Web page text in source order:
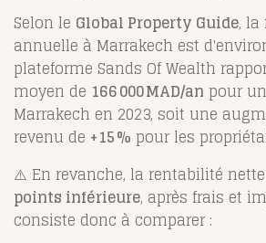
Selon le Global Property Guide, la
annuelle à Marrakech est
plateforme Sands Of Wealth
moyen de 166 000 MAD/an pour
Marrakech en 2023, soit une
revenu de +15 % pour les
⚠️ En revanche, la rentabilité
points inférieure, après frais et
consiste donc à comparer :